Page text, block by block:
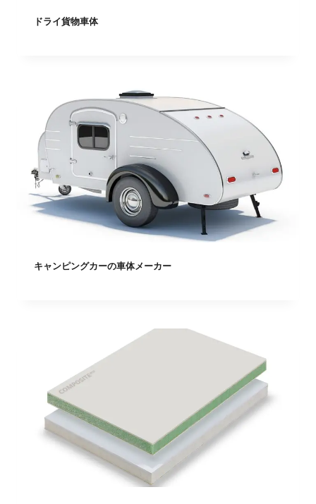
ドライ貨物車体
キャンピングカーの車体メーカー